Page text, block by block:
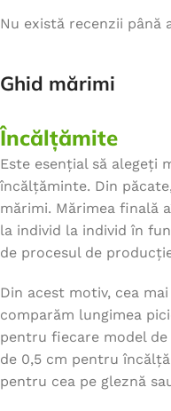
Nu există recenzii până
Ghid mărimi
Încălțămite
Este esențial să alegeți
încălțăminte. Din
mărimi. Mărimea finală
la individ la individ în
de procesul de
Din acest motiv, cea
comparăm lungimea
pentru fiecare model
de 0,5 cm pentru
pentru cea pe gleznă